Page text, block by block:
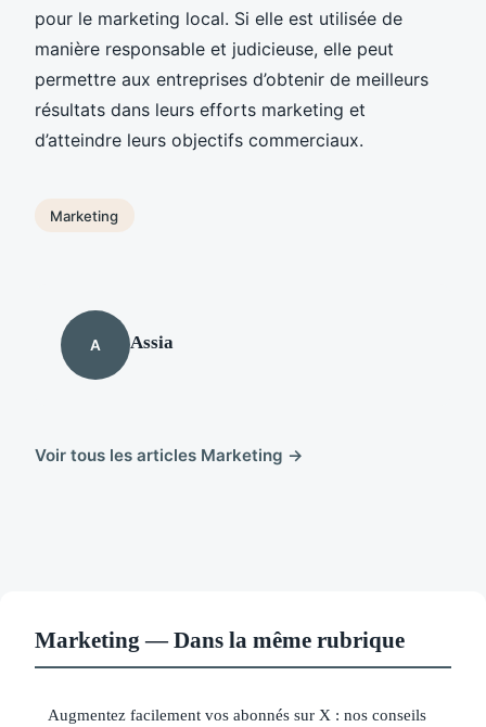
pour le marketing local. Si elle est utilisée de
manière responsable et judicieuse, elle peut
permettre aux entreprises d’obtenir de meilleurs
résultats dans leurs efforts marketing et
d’atteindre leurs objectifs commerciaux.
Marketing
A Assia
Voir tous les articles Marketing →
Marketing — Dans la même rubrique
Augmentez facilement vos abonnés sur X : nos conseils